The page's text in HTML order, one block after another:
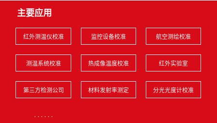
主要应用
红外测温仪校准 监控设备校准 航空测绘校准
测温系统校准 热成像温度校准 红外实验室
第三方检测公司 材料发射率测定 分光光度计校准
······